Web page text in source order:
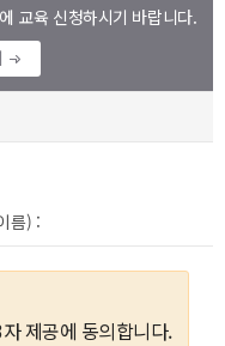
교육 신청하시기 바랍니다.
름) :
제공에 동의합니다.